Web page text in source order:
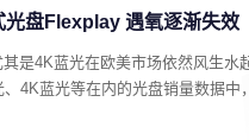
盘Flexplay 遇氧逐渐失效
是4K蓝光在欧美市场依然风生
4K蓝光等在内的光盘销量数据